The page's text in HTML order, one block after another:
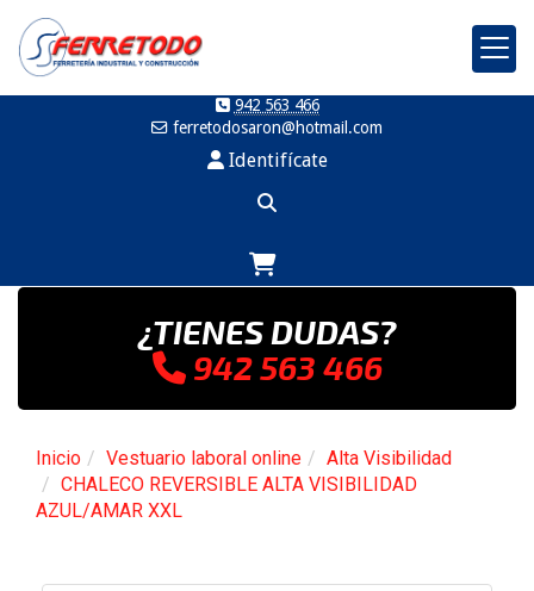
942 563 466
ferretodosaron
hotmail.com
Identifícate
¿TIENES DUDAS?
942 563 466
Inicio Vestuario laboral online
Alta Visibilidad
CHALECO REVERSIBLE ALTA VISIBILIDAD
AZUL/AMAR XXL